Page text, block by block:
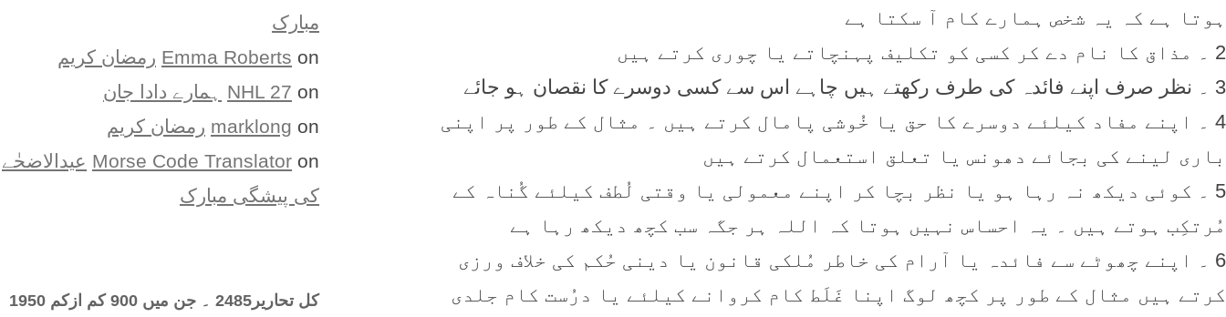
ہوتا ہے کہ یہ شخص ہمارے کام آ سکتا ہے
2 ۔ مذاق کا نام دے کر کسی کو تکلیف پہنچاتے یا چوری کرتے ہیں
3 ۔ نظر صرف اپنے فائدہ کی طرف رکھتے ہیں چاہے اس سے کسی دوسرے کا نقصان ہو جائے
4 ۔ اپنے مفاد کیلئے دوسرے کا حق یا خُوشی پامال کرتے ہیں ۔ مثال کے طور پر اپنی
باری لینے کی بجائے دھونس یا تعلق استعمال کرتے ہیں
5 ۔ کوئی دیکھ نہ رہا ہو یا نظر بچا کر اپنے معمولی یا وقتی لُطف کیلئے گُناہ کے
مُرتکِب ہوتے ہیں ۔ یہ احساس نہیں ہوتا کہ اللہ ہر جگہ سب کچھ دیکھ رہا ہے
6 ۔ اپنے چھوٹے سے فائدہ یا آرام کی خاطر مُلکی قانون یا دینی حُکم کی خلاف ورزی
کرتے ہیں مثال کے طور پر کچھ لوگ اپنا غَلَط کام کروانے کیلئے یا درُست کام جلدی
مبارک
Emma Roberts on
رمضان کریم
NHL 27 on
ہمارے دادا جان
marklong on
رمضان کریم
Morse Code Translator on
عیدالاضحٰے
کی پیشگی مبارک
کل تحارير2485 ۔ جن میں 900 کم ازکم 1950